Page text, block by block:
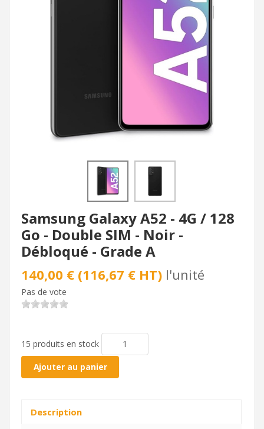
Samsung Galaxy A52 - 4G / 128
Go - Double SIM - Noir -
Débloqué - Grade A
140,00 € (116,67 € HT) l'unité
Pas de vote
15 produits en stock
Ajouter au panier
Description